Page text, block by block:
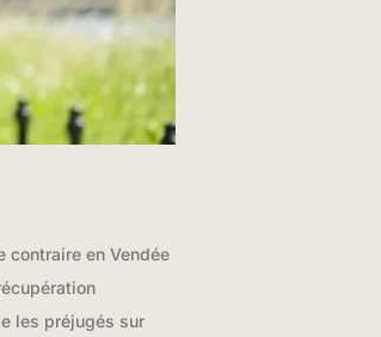
contraire en Vendée
les préjugés sur